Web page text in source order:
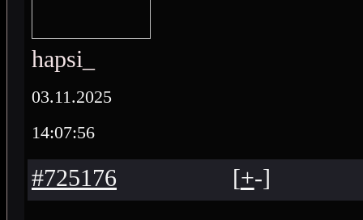
hapsi_
03.11.2025
14:07:56
#725176 [+-]